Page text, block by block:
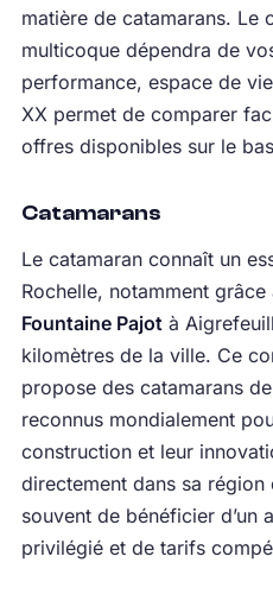
matière de catamarans. Le
multicoque dépendra de
performance, espace de
XX permet de comparer
offres disponibles sur le
Catamarans
Le catamaran connaît un
Rochelle, notamment
Fountaine Pajotà
kilomètres de la ville. Ce
propose des catamarans
reconnus mondialement
construction et leur
directement dans sa
souvent de bénéficier d’un
privilégié et de tarifs